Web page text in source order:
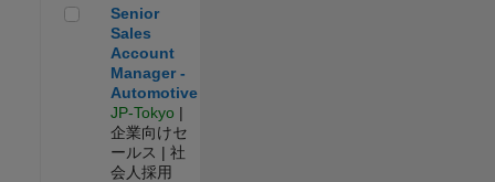
Senior Sales Account Manager - Automotive
Senior
Sales
Account
Manager -
Automotive
JP-Tokyo |
企業向けセ
ールス | 社
会人採用